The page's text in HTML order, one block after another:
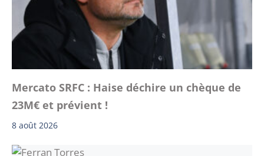
Mercato SRFC : Haise déchire un chèque de
23M€ et prévient !
8 août 2026